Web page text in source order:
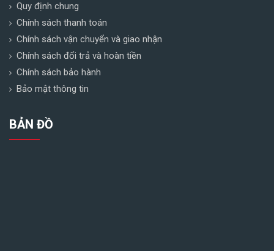
Quy định chung
Chính sách thanh toán
Chính sách vận chuyển và giao nhận
Chính sách đổi trả và hoàn tiền
Chính sách bảo hành
Bảo mật thông tin
BẢN ĐỒ